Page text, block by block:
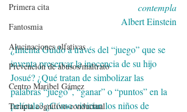
Primera cita
Fantosmia
Alucinaciones olfativas
Prevención de abusos/maltrato
Centro Maribel Gámez
Terapia cognitivo-conductual
contempla
Albert Einstein
¿Intenta Guido a través del “juego” que se
inventa preservar la inocencia de su hijo
Josué? ¿Qué tratan de simbolizar las
palabras “juego”, “ganar” o “puntos” en la
película? ¿Cómo vivirían los niños de